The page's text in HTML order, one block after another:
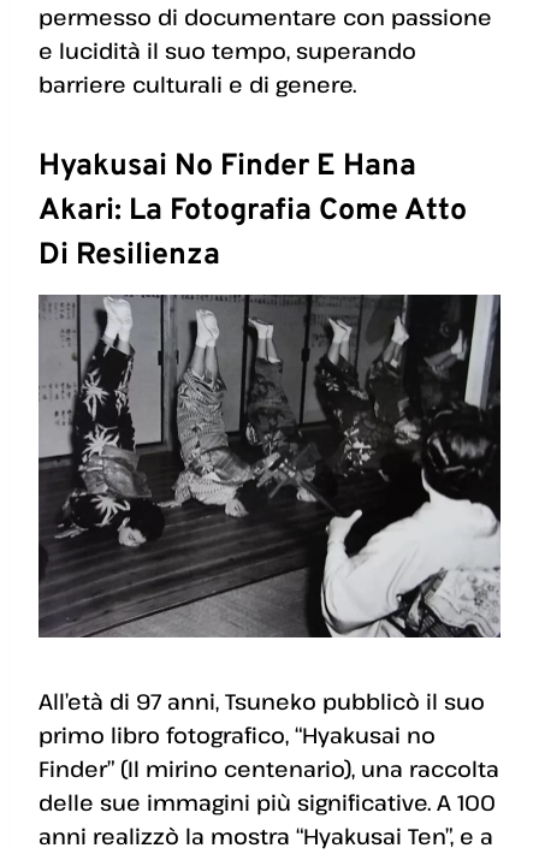
permesso di documentare con passione
e lucidità il suo tempo, superando
barriere culturali e di genere.
Hyakusai No Finder E Hana
Akari: La Fotografia Come Atto
Di Resilienza
All’età di 97 anni, Tsuneko pubblicò il suo
primo libro fotografico, “Hyakusai no
Finder” (Il mirino centenario), una raccolta
delle sue immagini più significative. A 100
anni realizzò la mostra “Hyakusai Ten”, e a